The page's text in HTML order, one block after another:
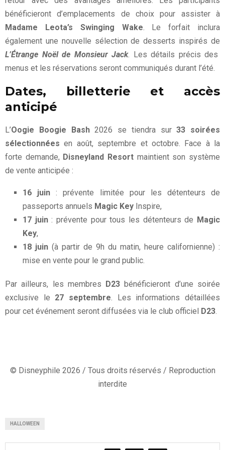
bénéficieront d’emplacements de choix pour assister à
Madame Leota’s Swinging Wake. Le forfait inclura
également une nouvelle sélection de desserts inspirés de
L’Étrange Noël de Monsieur Jack. Les détails précis des
menus et les réservations seront communiqués durant l’été.
Dates, billetterie et accès
anticipé
L’Oogie Boogie Bash2026 se tiendra sur33 soirées
sélectionnées en août, septembre et octobre. Face à la
forte demande, Disneyland Resort maintient son système
de vente anticipée :
16 juin : prévente limitée pour les détenteurs de
passeports annuels Magic Key Inspire,
17 juin: prévente pour tous les détenteurs de Magic
Key,
18 juin (à partir de 9h du matin, heure californienne) :
mise en vente pour le grand public.
Par ailleurs, les membres D23 bénéficieront d’une soirée
exclusive le 27 septembre. Les informations détaillées
pour cet événement seront diffusées via le club officiel D23.
© Disneyphile 2026 / Tous droits réservés / Reproduction
interdite
HALLOWEEN